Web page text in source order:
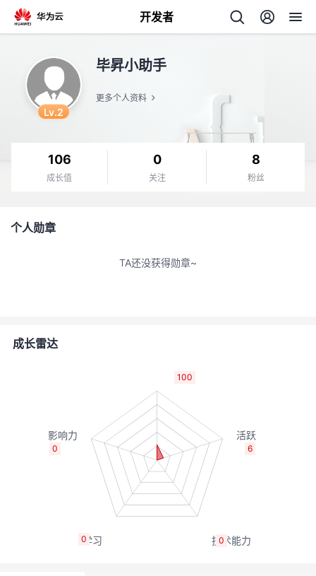
开发者
者
我
发
Programs
的
Lv.2
毕昇小助手
更多个人资料
106
成长值
0
关注
8
粉丝
个人勋章
TA还没获得勋章~
成长雷达
100
6
0
0
0